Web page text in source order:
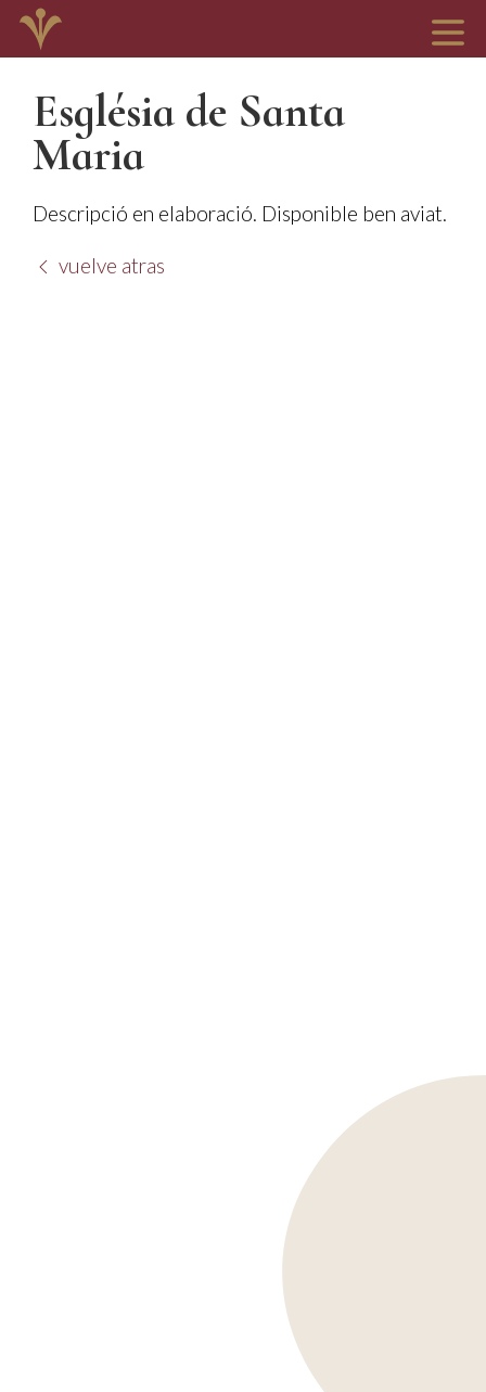
Església de Santa
Maria
Descripció en elaboració. Disponible ben aviat.
vuelve atras